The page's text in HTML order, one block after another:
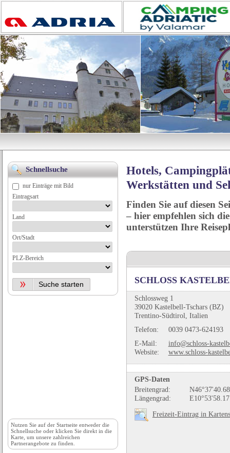
Hotels,
Werkstätten und
Finden Sie auf diesen
– hier empfehlen sich
unterstützen Ihre
SCHLOSS
Schlossweg 1
39020 Kastelbell-Tschars (BZ)
Trentino-Südtirol, Italien
Telefon:
0039 0473-624193
E-Mail:
info@schloss-
Website:
www.schloss-
GPS-Daten
Breitengrad:
N46°37'40.68
Längengrad:
E10°53'58.17
Freizeit-Eintrag in
Schnellsuche
nur Einträge mit Bild
Eintragsart
Land
Ort/Stadt
PLZ-Bereich
Nutzen Sie auf der Startseite entweder die
Schnellsuche oder klicken Sie direkt in die
Karte, um unsere zahlreichen
Partnerangebote zu finden.